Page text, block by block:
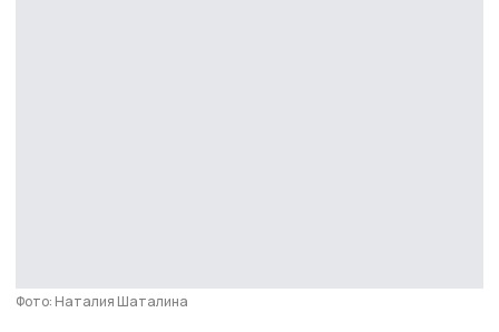
Фото: Наталия Шаталина